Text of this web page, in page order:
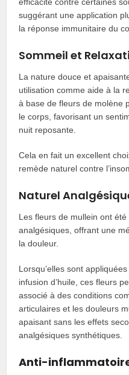
efficacité contre certaines
suggérant une application
la réponse immunitaire du
Sommeil et
La nature douce et
utilisation comme aide à la
à base de fleurs de molène
le corps, favorisant un
nuit reposante.
Cela en fait un excellent
remède naturel contre
Naturel
Les fleurs de mullein ont
analgésiques, offrant une
la douleur.
Lorsqu’elles sont
infusion d’huile, ces fleurs
associé à des conditions
articulaires et les douleurs
apaisant sans les effets
analgésiques synthétiques.
Anti-